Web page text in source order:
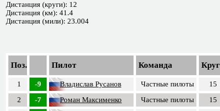
Дистанция (круги): 12
Дистанция (км): 41.4
Дистанция (мили): 23.004
Поз. Пилот Команда
1 -9 Владислав Русанов Частные пилоты
15
2
-7 Роман Максименко Частные пилоты
15